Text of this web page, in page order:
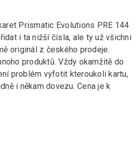
Prismatic Evolutions PRE 144
i ta nižší čísla, ale ty už všichni
originál z českého prodeje.
produktů. Vždy okamžitě do
problém vyfotit kteroukoli kartu,
i někam dovezu. Cena je k